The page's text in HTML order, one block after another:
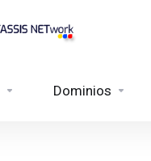
Dominios